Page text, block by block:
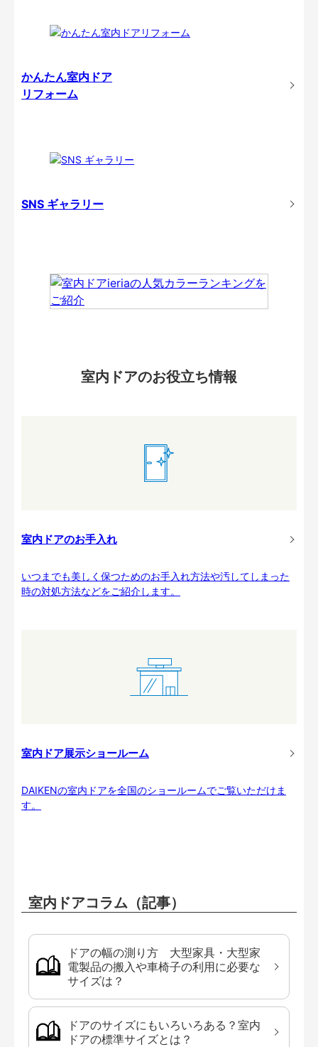
かんたん室内ドア
リフォーム
SNS ギャラリー
室内ドアのお役立ち情報
室内ドアのお手入れ
いつまでも美しく保つためのお手入れ方法や汚してしまった
時の対処方法などをご紹介します。
室内ドア展示ショールーム
DAIKENの室内ドアを全国のショールームでご覧いただけま
す。
室内ドアコラム（記事）
ドアの幅の測り方 大型家具・大型家
電製品の搬入や車椅子の利用に必要な
サイズは？
ドアのサイズにもいろいろある？室内
ドアの標準サイズとは？